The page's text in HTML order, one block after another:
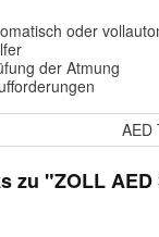
oder
der Atmung
AED
zu "ZOLL